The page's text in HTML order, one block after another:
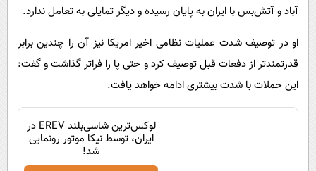
آباد و آتش‌بس با ایران به پایان رسیده و دیگر تمایلی به تعامل ندارد.
او در توصیف شدت عملیات نظامی اخیر امریکا نیز آن را چندین برابر
قدرتمندتر از دفعات قبل توصیف کرد و حتی پا را فراتر گذاشت و گفت:
این حملات با شدت بیشتری ادامه خواهد یافت.
لوکس‌ترین شاسی‌بلند EREV در
ایران، توسط نیکا موتور رونمایی
شد!